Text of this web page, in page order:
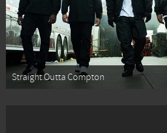
Straight Outta Compton